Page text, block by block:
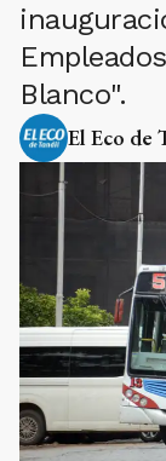
Blanco".
El Eco de